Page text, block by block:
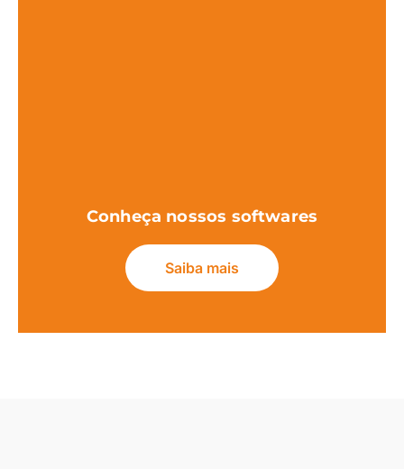
Conheça nossos softwares
Saiba mais